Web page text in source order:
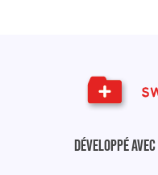
DÉVELOPPÉ AVEC